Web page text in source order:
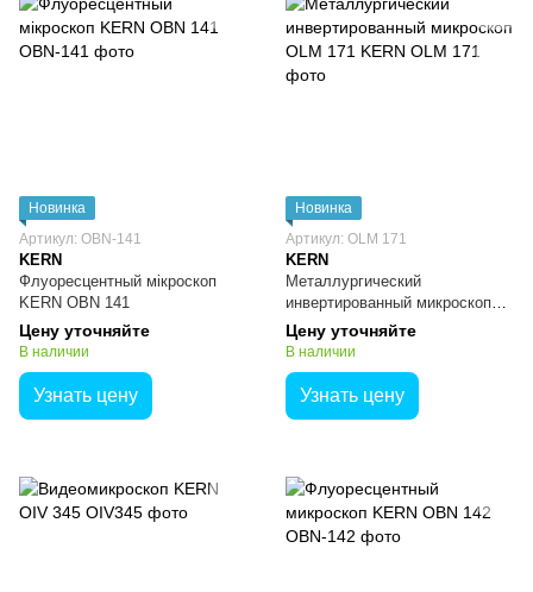
Новинка
Артикул: OBN-141
KERN
Флуоресцентный мікроскоп
KERN OBN 141
Цену уточняйте
В наличии
Узнать цену
Новинка
Артикул: OLM 171
KERN
Металлургический
инвертированный микроскоп
OLM 171 KERN
Цену уточняйте
В наличии
Узнать цену